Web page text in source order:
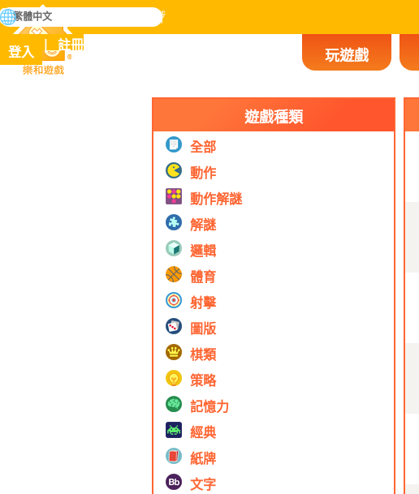
樂和遊戲
掌握人類歷史上所有遊戲
搜
尋
玩遊戲
登入 註冊
繁體中文
遊戲種類
全部
動作
動作解謎
解謎
邏輯
體育
射擊
圖版
棋類
策略
記憶力
經典
紙牌
文字